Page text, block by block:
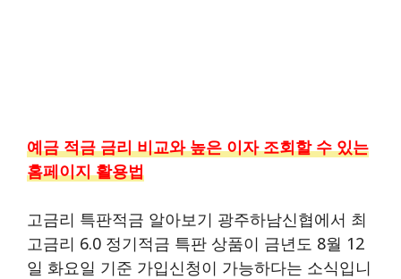
예금 적금 금리 비교와 높은 이자 조회할 수 있는
홈페이지 활용법
고금리 특판적금 알아보기 광주하남신협에서 최
고금리 6.0 정기적금 특판 상품이 금년도 8월 12
일 화요일 기준 가입신청이 가능하다는 소식입니